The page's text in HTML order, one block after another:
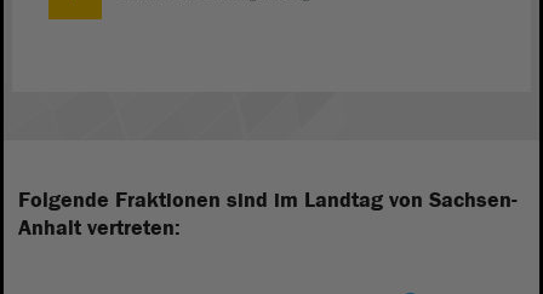
Folgende Fraktionen sind im Landtag von Sachsen-
Anhalt vertreten: